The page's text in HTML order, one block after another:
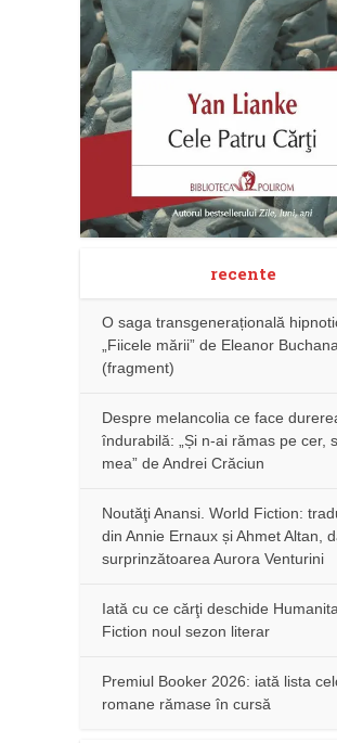
recente
O saga transgenerațională
„Fiicele mării” de Eleanor
(fragment)
Despre melancolia ce face
îndurabilă: „Și n-ai rămas pe cer,
mea” de Andrei Crăciun
Noutăţi Anansi. World Fiction:
din Annie Ernaux și Ahmet Altan,
surprinzătoarea Aurora Venturini
Iată cu ce cărţi deschide
Fiction noul sezon literar
Premiul Booker 2026: iată lista
romane rămase în cursă